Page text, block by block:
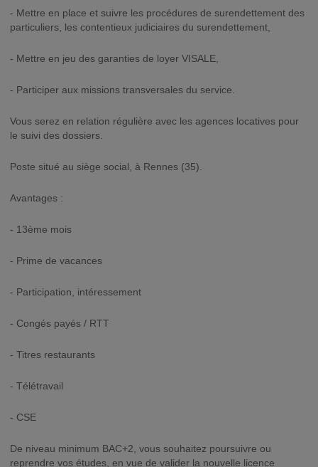
- Mettre en place et suivre les procédures de surendettement des
particuliers, les contentieux judiciaires du surendettement,
- Mettre en jeu des garanties de loyer VISALE,
- Participer aux missions transversales du service.
Vous serez en relation régulière avec les agences locatives pour
le suivi des dossiers.
Poste situé au siège social, à Rennes (35).
Avantages :
- 13ème mois
- Prime de vacances
- Participation, intéressement
- Congés payés / RTT
- Titres restaurants
- Télétravail
- CSE
De niveau minimum BAC+2, vous souhaitez poursuivre ou
reprendre vos études, en vue de valider la nouvelle licence